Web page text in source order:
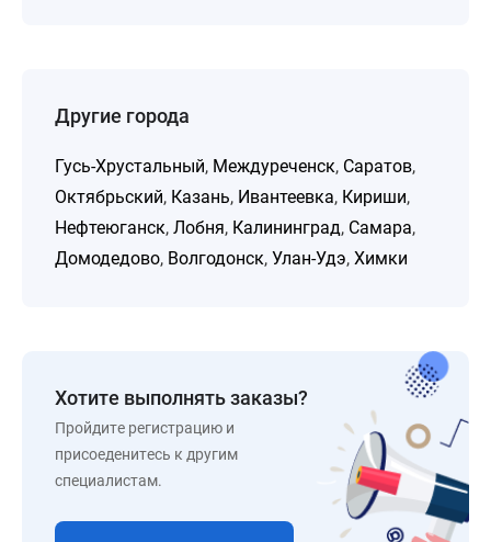
Другие города
Гусь-Хрустальный, Междуреченск, Саратов,
Октябрьский, Казань, Ивантеевка, Кириши,
Нефтеюганск, Лобня, Калининград, Самара,
Домодедово, Волгодонск, Улан-Удэ, Химки
Хотите выполнять заказы?
Пройдите регистрацию и
присоеденитесь к другим
специалистам.